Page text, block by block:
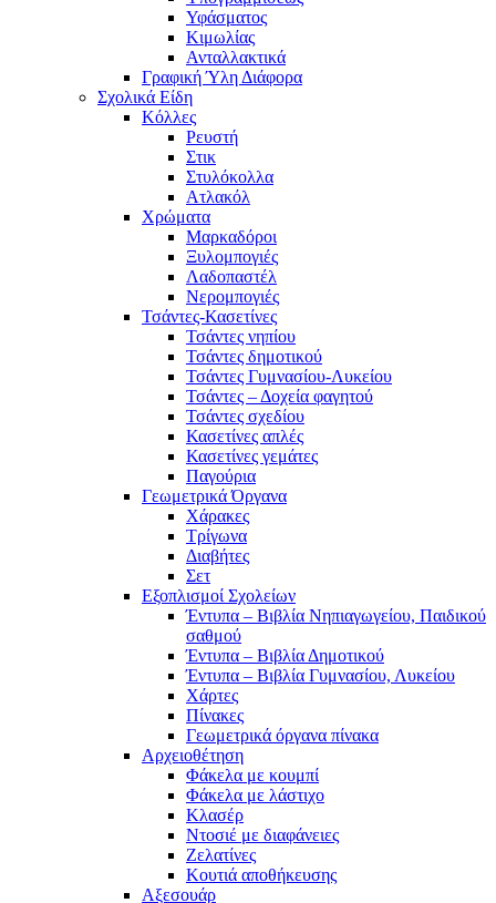
Υφάσματος
Κιμωλίας
Ανταλλακτικά
Γραφική Ύλη Διάφορα
Σχολικά Είδη
Κόλλες
Ρευστή
Στικ
Στυλόκολλα
Ατλακόλ
Χρώματα
Μαρκαδόροι
Ξυλομπογιές
Λαδοπαστέλ
Νερομπογιές
Τσάντες-Κασετίνες
Τσάντες νηπίου
Τσάντες δημοτικού
Τσάντες Γυμνασίου-Λυκείου
Τσάντες – Δοχεία φαγητού
Τσάντες σχεδίου
Κασετίνες απλές
Κασετίνες γεμάτες
Παγούρια
Γεωμετρικά Όργανα
Χάρακες
Τρίγωνα
Διαβήτες
Σετ
Εξοπλισμοί Σχολείων
Έντυπα – Βιβλία Νηπιαγωγείου, Παιδικού
σαθμού
Έντυπα – Βιβλία Δημοτικού
Έντυπα – Βιβλία Γυμνασίου, Λυκείου
Χάρτες
Πίνακες
Γεωμετρικά όργανα πίνακα
Αρχειοθέτηση
Φάκελα με κουμπί
Φάκελα με λάστιχο
Κλασέρ
Ντοσιέ με διαφάνειες
Ζελατίνες
Κουτιά αποθήκευσης
Αξεσουάρ